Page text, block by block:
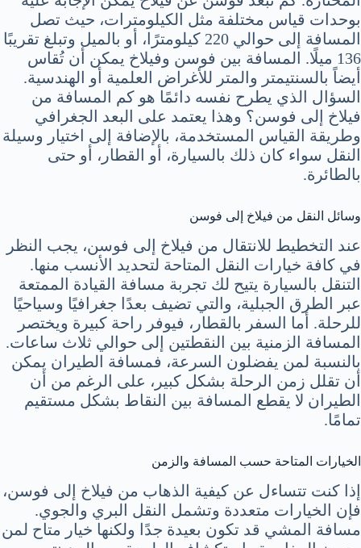
بوحدات قياس مختلفة مثل الكيلومترات، حيث تصل
المسافة إلى حوالي 220 كيلومترًا، أو بالميل وتبلغ تقريبًا
136 ميلًا. المسافة بين فوسن وفيلاخ يمكن أن تُقاس
أيضاً بالسنتيمتر والمتر للأغراض العلمية أو الهندسية.
السؤال الذي يطرح نفسه دائمًا هو كم المسافة من
فيلاخ إلى فوسن؟ وهذا يعتمد على البعد الجغرافي
وطريقة القياس المستخدمة، بالإضافة إلى اختيار وسيلة
النقل سواء كان ذلك بالسيارة، أو القطار، أو حتى
بالطائرة.
وسائل النقل من فيلاخ إلى فوسن
عند التخطيط للانتقال من فيلاخ إلى فوسن، يجب النظر
في كافة خيارات النقل المتاحة لتحديد الأنسب منها.
التنقل بالسيارة يتيح لك تجربة مسافة القيادة الممتعة
عبر الطرق الجبلية، والتي تضيف بعدًا جغرافيًا وسياحيًا
للرحلة. أما السفر بالقطار، فيوفر راحة كبيرة ويختصر
المسافة الزمنية بين النقطتين إلى حوالي ثلاث ساعات.
بالنسبة لمن يفضلون السرعة، فمسافة الطيران يمكن
أن تقلل زمن الرحلة بشكل كبير، على الرغم من أن
الطيران لا يقطع المسافة بين النقاط بشكل مستقيم
تمامًا.
الخيارات المتاحة حسب المسافة والزمن
إذا كنت تتساءل عن كيفية الذهاب من فيلاخ إلى فوسن،
فإن الخيارات متعددة وتشمل النقل البري والجوي.
مسافة المشي قد تكون بعيدة جدًا ولكنها خيار متاح لمن